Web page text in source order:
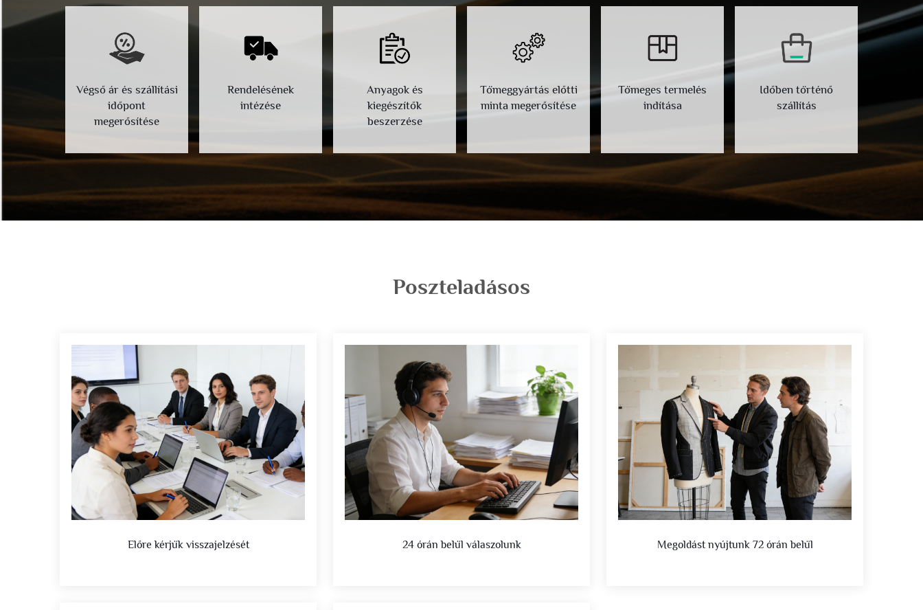
Végső ár és szállítási
időpont
megerősítése
Rendelésének
intézése
Anyagok és
kiegészítők
beszerzése
Tömeggyártás előtti
minta megerősítése
Tömeges termelés
indítása
Időben történő
szállítás
Poszteladásos
Előre kérjük visszajelzését 24 órán belül válaszolunk Megoldást nyújtunk 72 órán belül